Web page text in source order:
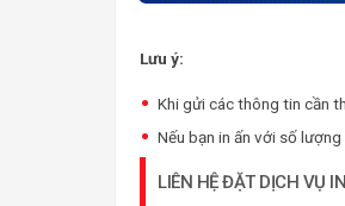
Lưu ý:
Khi gửi các thông tin cần
Nếu bạn in ấn với số
LIÊN HỆ ĐẶT DỊCH VỤ